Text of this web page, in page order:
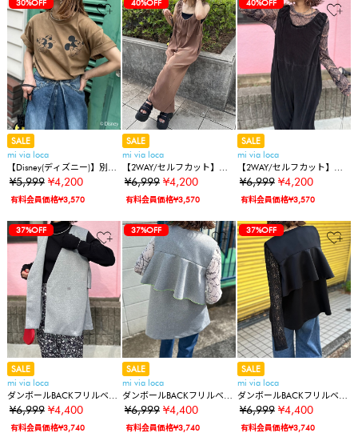
30%OFF
SALE
mi via loca
【Disney(ディズニー)】別注/
ミッキー&ミニー/ PHONEプ
リント半袖Tシャツ
¥5,999 ¥4,200
有料会員価格¥3,570
40%OFF
SALE
mi via loca
【2WAY/セルフカット】プ
リーツロンパース
¥6,999 ¥4,200
有料会員価格¥3,570
40%OFF
SALE
mi via loca
【2WAY/セルフカット】プ
リーツロンパース
¥6,999 ¥4,200
有料会員価格¥3,570
37%OFF
SALE
mi via loca
ダンボールBACKフリルベス
ト
¥6,999 ¥4,400
有料会員価格¥3,740
37%OFF
SALE
mi via loca
ダンボールBACKフリルベス
ト
¥6,999 ¥4,400
有料会員価格¥3,740
37%OFF
37%OFF
SALE
mi via loca
ダンボールBACKフリルベス
ト
¥6,999 ¥4,400
有料会員価格¥3,740